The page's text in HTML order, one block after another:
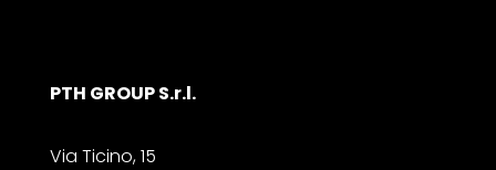
PTH GROUP S.r.l.
Via Ticino, 15